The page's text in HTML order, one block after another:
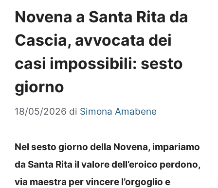
Novena a Santa Rita da
Cascia, avvocata dei
casi impossibili: sesto
giorno
18/05/2026 di Simona Amabene
Nel sesto giorno della Novena, impariamo
da Santa Rita il valore dell’eroico perdono,
via maestra per vincere l’orgoglio e